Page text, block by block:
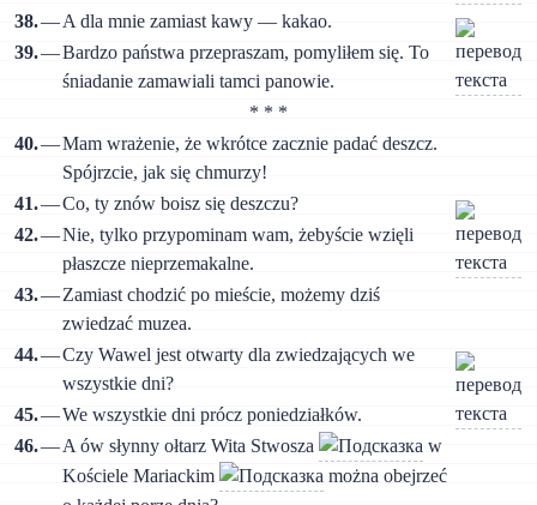
38.—A dla mnie zamiast kawy — kakao.
39.—Bardzo państwa przepraszam, pomyliłem się. To
śniadanie zamawiali tamci panowie.
* * *
40.—Mam wrażenie, że wkrótce zacznie padać deszcz.
Spójrzcie, jak się chmurzy!
41.—Co, ty znów boisz się deszczu?
42.—Nie, tylko przypominam wam, żebyście wzięli
płaszcze nieprzemakalne.
43.—Zamiast chodzić po mieście, możemy dziś
zwiedzać muzea.
44.—Czy Wawel jest otwarty dla zwiedzających we
wszystkie dni?
45.—We wszystkie dni prócz poniedziałków.
46.—A ów słynny ołtarz Wita Stwosza
w
Kościele Mariackim
można obejrzeć